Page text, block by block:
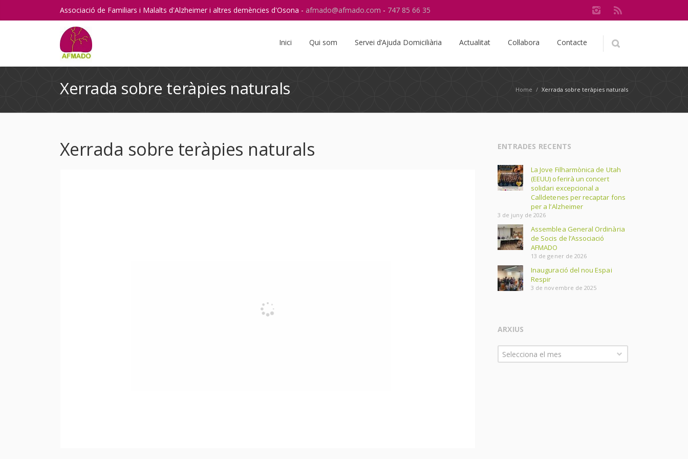
Associació de Familiars i Malalts d'Alzheimer i altres demències d'Osona - afmado@afmado.com - 747 85 66 35
Instagram
RSS
Inici Qui som Servei d’Ajuda Domiciliària Actualitat Col·labora Contacte
Home / Xerrada sobre teràpies naturals
Xerrada sobre teràpies naturals
Xerrada sobre teràpies naturals ENTRADES RECENTS
La Jove Filharmònica de Utah
(EEUU) oferirà un concert
solidari excepcional a
Calldetenes per recaptar fons
per a l’Alzheimer
3 de juny de 2026
Assemblea General Ordinària
de Socis de l’Associació
AFMADO
13 de gener de 2026
Inauguració del nou Espai
Respir
3 de novembre de 2025
ARXIUS
Arxius
Selecciona el mes